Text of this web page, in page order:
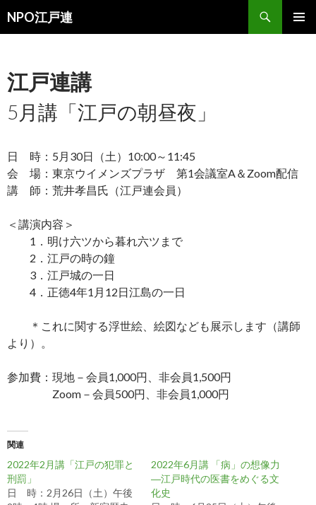
NPO江戸連
索
ン
ツ
へ
移
江戸連講
5月講「江戸の朝昼夜」
日 時：5月30日（土）10:00～11:45
会 場：東京ウイメンズプラザ 第1会議室A＆Zoom配信
講 師：荒井孝昌氏（江戸連会員）
＜講演内容＞
1．明け六ツから暮れ六ツまで
2．江戸の時の鐘
3．江戸城の一日
4．正徳4年1月12日江島の一日
＊これに関する浮世絵、絵図なども展示します（講師
より）。
参加費：現地－会員1,000円、非会員1,500円
Zoom－会員500円、非会員1,000円
関連
2022年2月講「江戸の犯罪と
刑罰」
日 時：2月26日（土）午後
2022年6月講 「病」の想像力
―江戸時代の医書をめぐる文
化史